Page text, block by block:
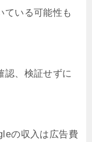
ている可能性も
認、検証せずに
の収入は広告費